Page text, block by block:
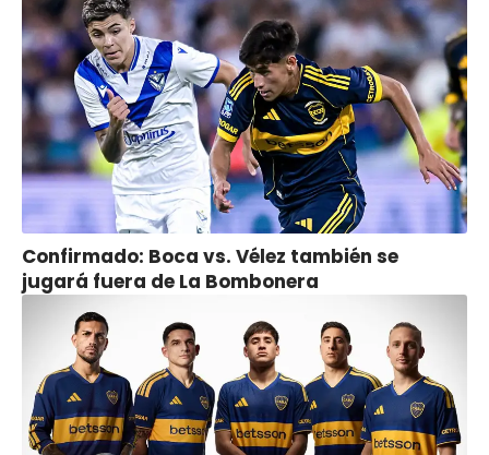
Confirmado: Boca vs. Vélez también se
jugará fuera de La Bombonera